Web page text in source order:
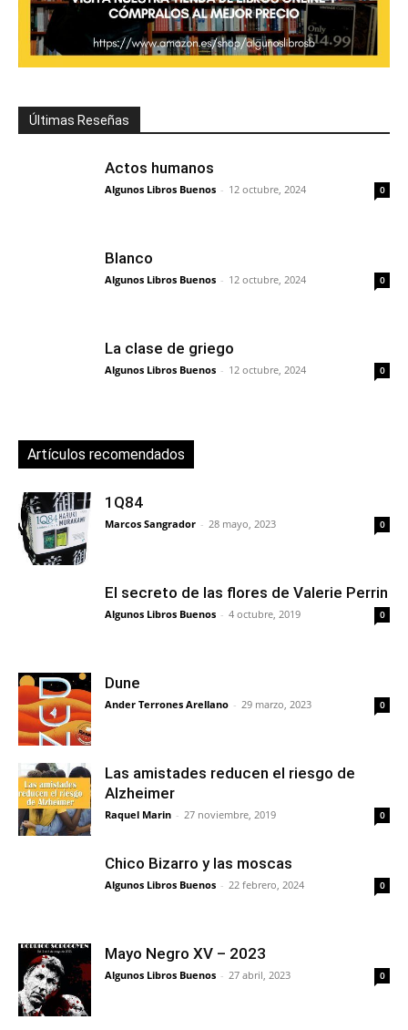
Últimas Reseñas
Actos humanos
Algunos Libros Buenos - 12 octubre, 2024 0
Blanco
Algunos Libros Buenos - 12 octubre, 2024 0
La clase de griego
Algunos Libros Buenos - 12 octubre, 2024 0
Artículos recomendados
1Q84
Marcos Sangrador - 28 mayo, 2023 0
El secreto de las flores de Valerie Perrin
Algunos Libros Buenos - 4 octubre, 2019 0
Dune
Ander Terrones Arellano - 29 marzo, 2023 0
Las amistades reducen el riesgo de
Alzheimer
Raquel Marin - 27 noviembre, 2019 0
Chico Bizarro y las moscas
Algunos Libros Buenos - 22 febrero, 2024 0
Mayo Negro XV – 2023
Algunos Libros Buenos - 27 abril, 2023 0